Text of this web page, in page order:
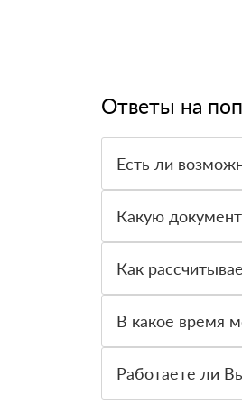
Ответы на
Есть ли
вправе от него
Какую
Как
стоимости и сроков
В какое время
Работаете ли